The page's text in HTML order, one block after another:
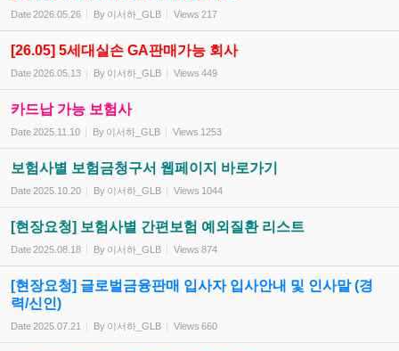
Date2026.05.26 By 이서하_GLB Views 217
[26.05] 5세대실손 GA판매가능 회사
Date2026.05.13 By 이서하_GLB Views 449
카드납 가능 보험사
Date2025.11.10 By 이서하_GLB Views 1253
보험사별 보험금청구서 웹페이지 바로가기
Date2025.10.20 By 이서하_GLB Views 1044
[현장요청] 보험사별 간편보험 예외질환 리스트
Date2025.08.18 By 이서하_GLB Views 874
[현장요청] 글로벌금융판매 입사자 입사안내 및 인사말 (경
력/신인)
Date2025.07.21 By 이서하_GLB Views 660